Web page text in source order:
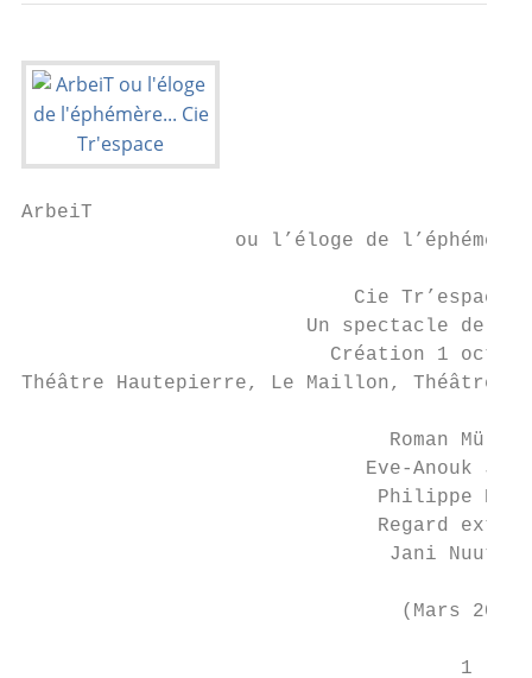
ArbeiT
ou l’éloge de
                            Cie Tr’espace
Un spectacle de
Création 1
Théâtre Hautepierre, Le Maillon, Théâtre de
                               Roman Müller
Eve-Anouk
Philippe
Regard
Jani
                                (Mars 2012)
                                     1